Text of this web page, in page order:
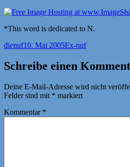
*This word is dedicated to N.
Autor
dienufVeröffentlicht
10. Mai 2005Kategorien
Ex-nuf
Schreibe einen
Deine E-Mail-Adresse wird nicht
Felder sind mit * markiert
Kommentar *